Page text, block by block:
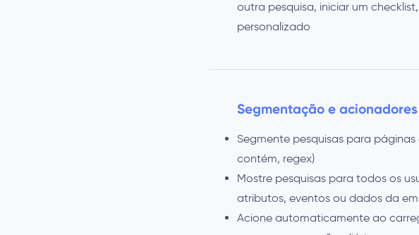
outra pesquisa, iniciar um
personalizado
Segmentação e acionadores
Segmente pesquisas para
contém, regex)
Mostre pesquisas para todos os
atributos, eventos ou dados da
Acione automaticamente ao